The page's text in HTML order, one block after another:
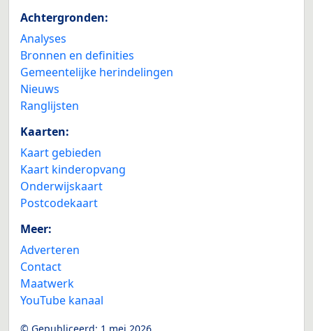
Achtergronden:
Analyses
Bronnen en definities
Gemeentelijke herindelingen
Nieuws
Ranglijsten
Kaarten:
Kaart gebieden
Kaart kinderopvang
Onderwijskaart
Postcodekaart
Meer:
Adverteren
Contact
Maatwerk
YouTube kanaal